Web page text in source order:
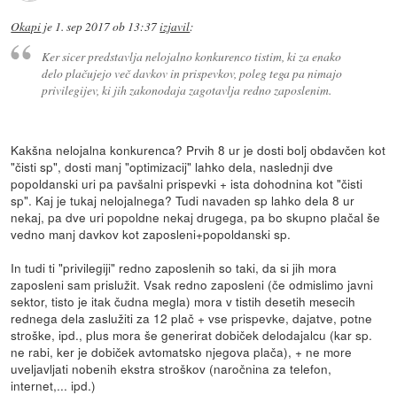
Okapi je 1. sep 2017 ob 13:37izjavil:
Ker sicer predstavlja nelojalno konkurenco tistim, ki za enako
delo plačujejo več davkov in prispevkov, poleg tega pa nimajo
privilegijev, ki jih zakonodaja zagotavlja redno zaposlenim.
Kakšna nelojalna konkurenca? Prvih 8 ur je dosti bolj obdavčen kot
"čisti sp", dosti manj "optimizacij" lahko dela, naslednji dve
popoldanski uri pa pavšalni prispevki + ista dohodnina kot "čisti
sp". Kaj je tukaj nelojalnega? Tudi navaden sp lahko dela 8 ur
nekaj, pa dve uri popoldne nekaj drugega, pa bo skupno plačal še
vedno manj davkov kot zaposleni+popoldanski sp.
In tudi ti "privilegiji" redno zaposlenih so taki, da si jih mora
zaposleni sam prislužit. Vsak redno zaposleni (če odmislimo javni
sektor, tisto je itak čudna megla) mora v tistih desetih mesecih
rednega dela zaslužiti za 12 plač + vse prispevke, dajatve, potne
stroške, ipd., plus mora še generirat dobiček delodajalcu (kar sp.
ne rabi, ker je dobiček avtomatsko njegova plača), + ne more
uveljavljati nobenih ekstra stroškov (naročnina za telefon,
internet,... ipd.)